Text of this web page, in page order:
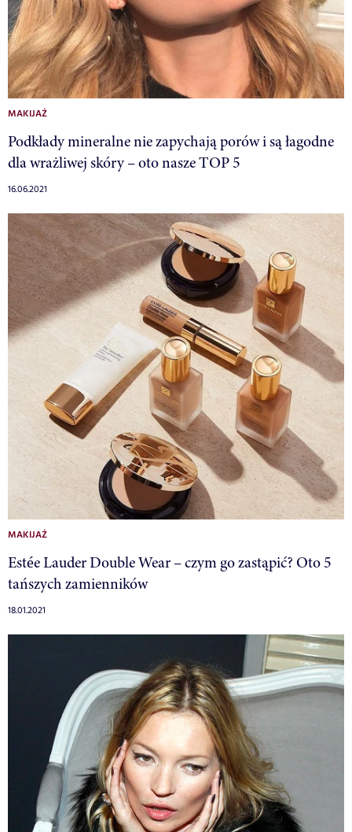
MAKIJAŻ
Podkłady mineralne nie zapychają porów i są łagodne
dla wrażliwej skóry – oto nasze TOP 5
16.06.2021
MAKIJAŻ
Estée Lauder Double Wear – czym go zastąpić? Oto 5
tańszych zamienników
18.01.2021